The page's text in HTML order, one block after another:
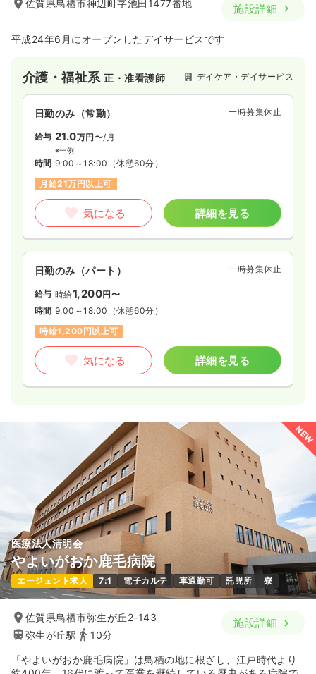
佐賀県鳥栖市神辺町字池田1477番地 施設詳細
平成24年6月にオープンしたデイサービスです
介護・福祉系正・准看護師 デイケア・デイサービス
日勤のみ（常勤） 一時募集休止
給与 21.0万円〜/月
※一例
時間 9:00～18:00 （休憩60分）
月給21万円以上可
気になる 詳細を見る
日勤のみ（パート） 一時募集休止
給与 時給1,200円〜
時間 9:00～18:00 （休憩60分）
時給1,200円以上可
気になる 詳細を見る
NEW
医療法人清明会
やよいがおか鹿毛病院
エージェント求人 7:1 電子カルテ 車通勤可 託児所 寮
佐賀県鳥栖市弥生が丘2-143
弥生が丘駅
10分
施設詳細
「やよいがおか鹿毛病院」は鳥栖の地に根ざし、江戸時代より